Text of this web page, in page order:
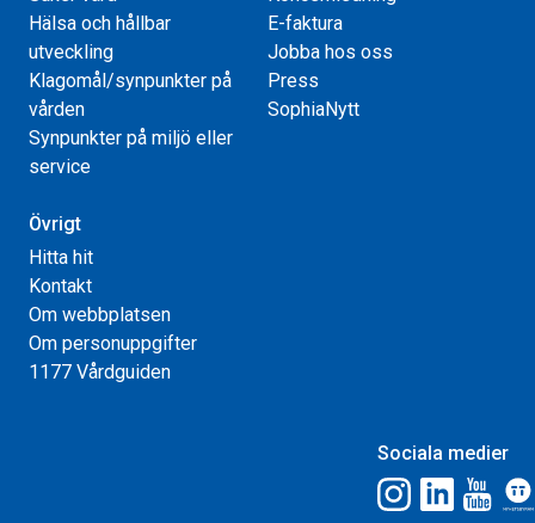
Hälsa och hållbar
utveckling
Klagomål/synpunkter på
vården
Synpunkter på miljö eller
service
E-faktura
Jobba hos oss
Press
SophiaNytt
Övrigt
Hitta hit
Kontakt
Om webbplatsen
Om personuppgifter
1177 Vårdguiden
Sociala medier